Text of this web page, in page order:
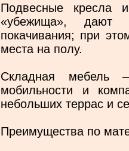
Подвесные кресла
«убежища», дают
покачивания; при
места на полу.
Складная мебель
мобильности и
небольших террас и
Преимущества по